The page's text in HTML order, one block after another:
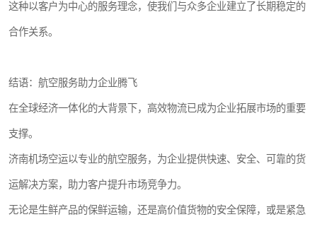
这种以客户为中心的服务理念，使我们与众多企业建立了长期稳定的
合作关系。
结语：航空服务助力企业腾飞
在全球经济一体化的大背景下，高效物流已成为企业拓展市场的重要
支撑。
济南机场空运以专业的航空服务，为企业提供快速、安全、可靠的货
运解决方案，助力客户提升市场竞争力。
无论是生鲜产品的保鲜运输，还是高价值货物的安全保障，或是紧急